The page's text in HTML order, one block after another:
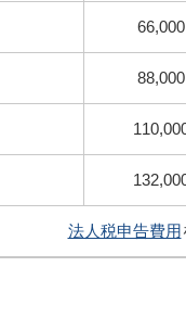
法人税申告費用